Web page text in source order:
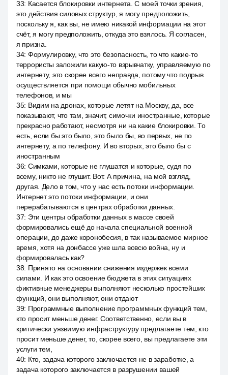
33: Касается блокировки интернета. С моей точки зрения,
это действия силовых структур, я могу предположить,
поскольку я, как вы, не имею никакой информации на этот
счёт, я могу предположить, откуда это взялось. Я согласен,
я призна.
34: Формулировку, что это безопасность, то что какие-то
террористы заложили какую-то взрывчатку, управляемую по
интернету, это скорее всего неправда, потому что подрыв
осуществляется при помощи обычно мобильных
телефонов, и мы
35: Видим на дронах, которые летят на Москву, да, все
показывают, что там, значит, симочки иностранные, которые
прекрасно работают, несмотря ни на какие блокировки. То
есть, если бы это было, это было бы, во первых, не по
интернету, а по телефону. И во вторых, это было бы с
иностранным
36: Симками, которые не глушатся и которые, судя по
всему, никто не глушит. Вот. А причина, на мой взгляд,
другая. Дело в том, что у нас есть потоки информации.
Интернет это потоки информации, и они
перерабатываются в центрах обработки данных.
37: Эти центры обработки данных в массе своей
формировались ещё до начала специальной военной
операции, до даже коронобесия, в так называемое мирное
время, хотя на донбассе уже шла вовсю война, ну и
формировалась как?
38: Принято на основании снижения издержек всеми
силами. И как это освоение бюджета в этих ситуациях
фиктивные менеджеры выполняют несколько простейших
функций, они выполняют, они отдают
39: Программные выполнение программных функций тем,
кто просит меньше денег. Соответственно, если вы в
критически уязвимую инфраструктуру предлагаете тем, кто
просит меньше денег, то, скорее всего, вы предлагаете эти
услуги тем,
40: Кто, задача которого заключается не в заработке, а
задача которого заключается в разрушении вашей